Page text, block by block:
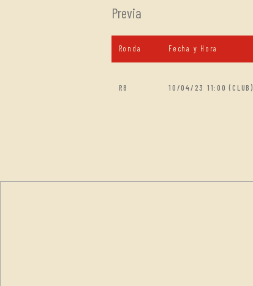
Previa
Ronda Fecha y Hora
R8 10/04/23 11:00 (CLUB)